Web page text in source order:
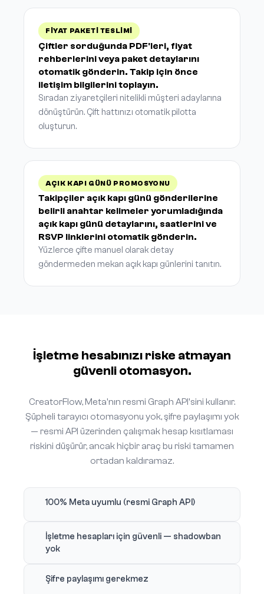
FIYAT PAKETI TESLIMI
Çiftler sorduğunda PDF'leri, fiyat
rehberlerini veya paket detaylarını
otomatik gönderin. Takip için önce
iletişim bilgilerini toplayın.
Sıradan ziyaretçileri nitelikli müşteri adaylarına
dönüştürün. Çift hattınızı otomatik pilotta
oluşturun.
AÇIK KAPI GÜNÜ PROMOSYONU
Takipçiler açık kapı günü gönderilerine
belirli anahtar kelimeler yorumladığında
açık kapı günü detaylarını, saatlerini ve
RSVP linklerini otomatik gönderin.
Yüzlerce çifte manuel olarak detay
göndermeden mekan açık kapı günlerini tanıtın.
İşletme hesabınızı riske atmayan
güvenli otomasyon.
CreatorFlow, Meta'nın resmi Graph API'sini kullanır.
Şüpheli tarayıcı otomasyonu yok, şifre paylaşımı yok
— resmi API üzerinden çalışmak hesap kısıtlaması
riskini düşürür, ancak hiçbir araç bu riski tamamen
ortadan kaldıramaz.
100% Meta uyumlu (resmi Graph API)
İşletme hesapları için güvenli — shadowban
yok
Şifre paylaşımı gerekmez